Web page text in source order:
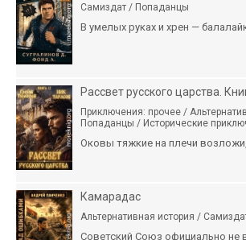
Самиздат / Попаданцы
В умелых руках и хрен —
Рассвет русского царства.
Приключения: прочее /
Попаданцы / Исторические
Оковы тяжкие на плечи возложи,
Камарадас
Альтернативная история /
Советский Союз официально не